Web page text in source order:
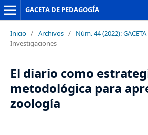
GACETA DE PEDAGOGÍA
Inicio / Archivos / Núm. 44 (2022):
Investigaciones
El diario como
metodológica para
zoología